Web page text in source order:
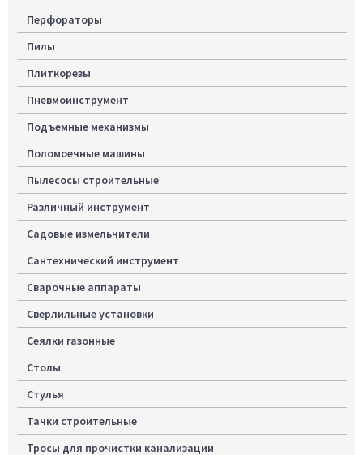
Перфораторы
Пилы
Плиткорезы
Пневмоинструмент
Подъемные механизмы
Поломоечные машины
Пылесосы строительные
Различный инструмент
Садовые измельчители
Сантехнический инструмент
Сварочные аппараты
Сверлильные установки
Сеялки газонные
Столы
Стулья
Тачки строительные
Тросы для прочистки канализации